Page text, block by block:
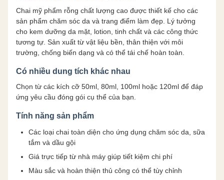
Chai mỹ phẩm rỗng chất lượng cao được thiết kế cho các
sản phẩm chăm sóc da và trang điểm làm đẹp. Lý tưởng
cho kem dưỡng da mặt, lotion, tinh chất và các công thức
tương tự. Sản xuất từ vật liệu bền, thân thiện với môi
trường, chống biến dạng và có thể tái chế hoàn toàn.
Có nhiều dung tích khác nhau
Chọn từ các kích cỡ 50ml, 80ml, 100ml hoặc 120ml để đáp
ứng yêu cầu đóng gói cụ thể của bạn.
Tính năng sản phẩm
Các loại chai toàn diện cho ứng dụng chăm sóc da, sữa
tắm và dầu gội
Giá trực tiếp từ nhà máy giúp tiết kiệm chi phí
Màu sắc và hoàn thiện thủ công có thể tùy chỉnh